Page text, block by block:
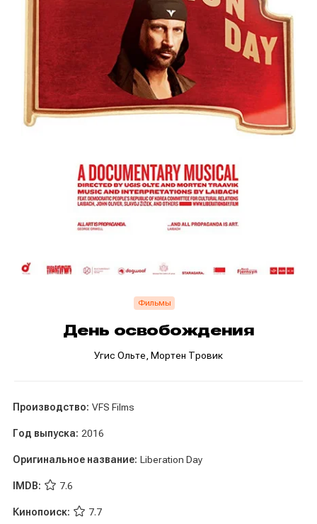
Фильмы
День освобождения
Угис Ольте, Мортен Тровик
Производство: VFS Films
Год выпуска: 2016
Оригинальное название: Liberation Day
IMDB: 7.6
Кинопоиск: 7.7